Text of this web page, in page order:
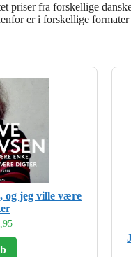
priser fra forskellige
er i forskellige
og jeg ville være